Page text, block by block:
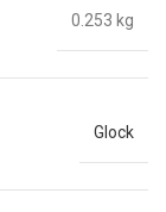
0.253 kg
Glock